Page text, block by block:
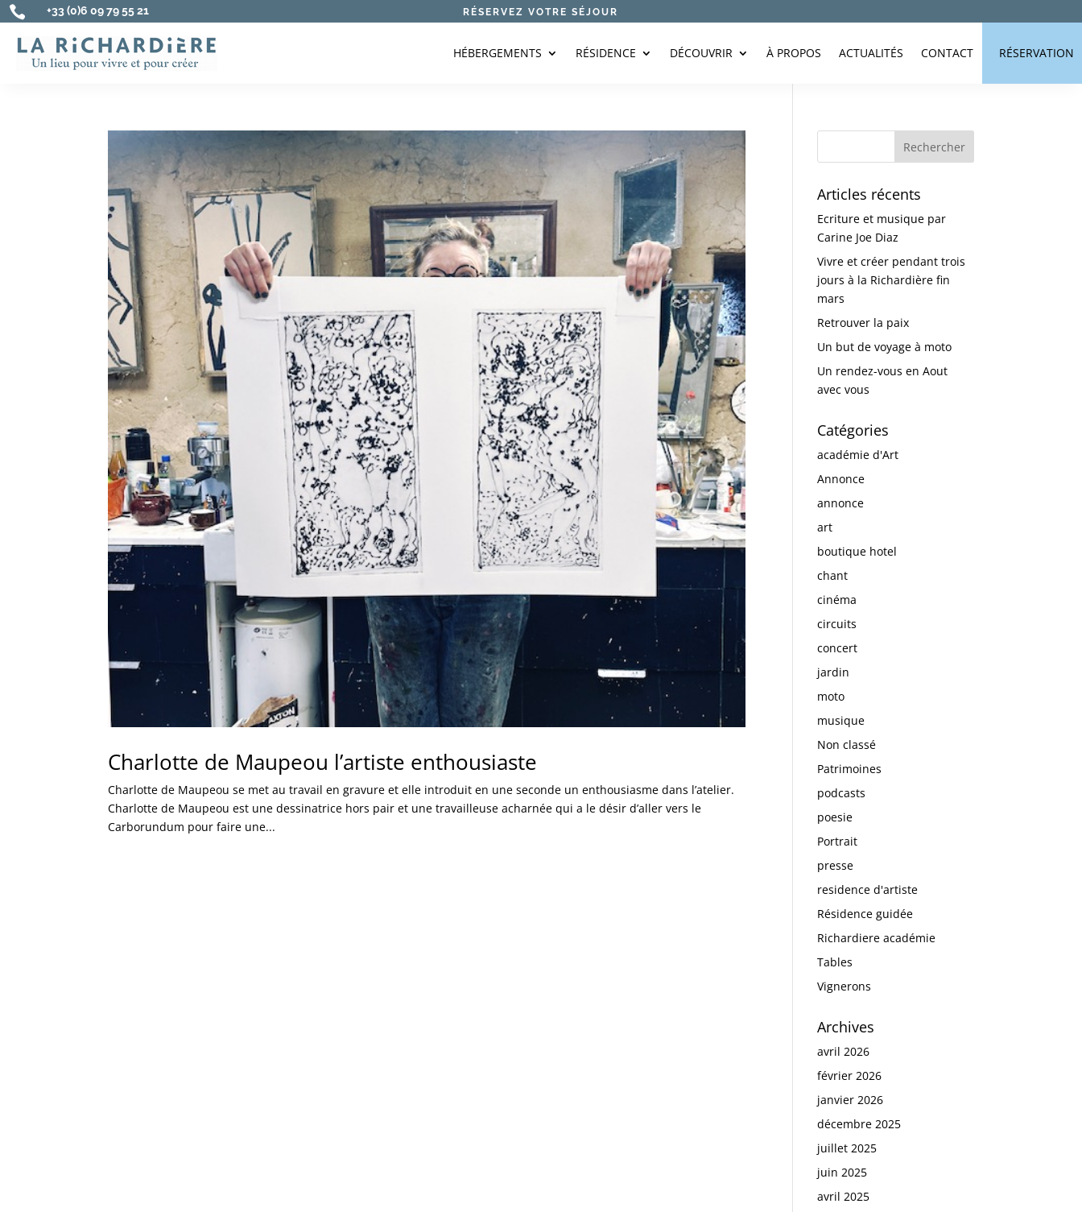
 +33 (0)6 09 79 55 21 RÉSERVEZ VOTRE SÉJOUR
HÉBERGEMENTS RÉSIDENCE DÉCOUVRIR À PROPOS ACTUALITÉS CONTACT RÉSERVATION
Charlotte de Maupeou l’artiste enthousiaste
Charlotte de Maupeou se met au travail en gravure et elle introduit en une seconde un enthousiasme dans l’atelier.
Charlotte de Maupeou est une dessinatrice hors pair et une travailleuse acharnée qui a le désir d’aller vers le
Carborundum pour faire une...
Articles récents
Ecriture et musique par
Carine Joe Diaz
Vivre et créer pendant trois
jours à la Richardière fin
mars
Retrouver la paix
Un but de voyage à moto
Un rendez-vous en Aout
avec vous
Catégories
académie d'Art
Annonce
annonce
art
boutique hotel
chant
cinéma
circuits
concert
jardin
moto
musique
Non classé
Patrimoines
podcasts
poesie
Portrait
presse
residence d'artiste
Résidence guidée
Richardiere académie
Tables
Vignerons
Archives
avril 2026
février 2026
janvier 2026
décembre 2025
juillet 2025
juin 2025
avril 2025